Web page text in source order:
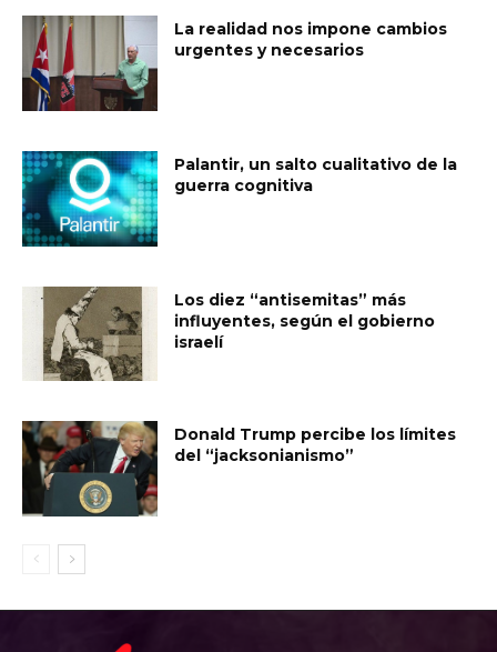
La realidad nos impone cambios
urgentes y necesarios
Palantir, un salto cualitativo de la
guerra cognitiva
Los diez “antisemitas” más
influyentes, según el gobierno
israelí
Donald Trump percibe los límites
del “jacksonianismo”